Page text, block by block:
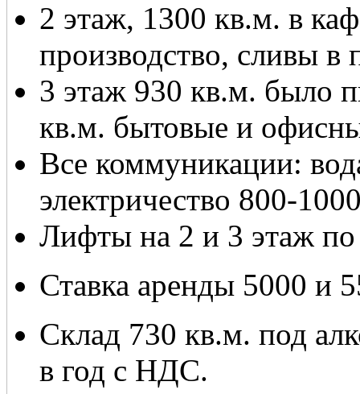
2 этаж, 1300 кв.м. в
производство, сливы в
3 этаж 930 кв.м. было
кв.м. бытовые и
Все коммуникации:
электричество 800-
Лифты на 2 и 3 этаж по
Ставка аренды 5000 и
Склад 730 кв.м. под
в год с НДС.